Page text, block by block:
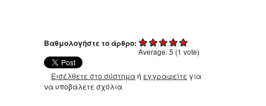
Βαθμολογήστε το άρθρο:
Average:5 (1 vote)
Εισέλθετε στο σύστημαή εγγραφείτε για
να υποβάλετε σχόλια